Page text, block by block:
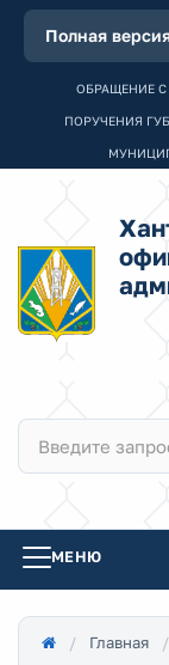
Полная
ОБРАЩЕНИЕ
ПОРУЧЕНИЯ
МЕНЮ
Главная